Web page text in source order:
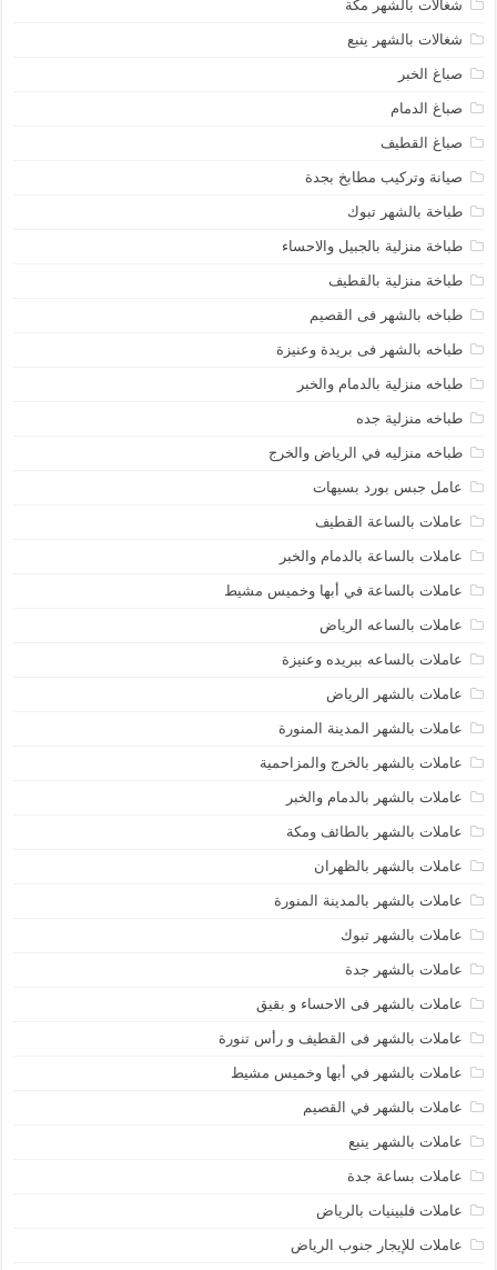
شغالات بالشهر مكة
شغالات بالشهر ينبع
صباغ الخبر
صباغ الدمام
صباغ القطيف
صيانة وتركيب مطابخ بجدة
طباخة بالشهر تبوك
طباخة منزلية بالجبيل والاحساء
طباخة منزلية بالقطيف
طباخه بالشهر فى القصيم
طباخه بالشهر فى بريدة وعنيزة
طباخه منزلية بالدمام والخبر
طباخه منزلية جده
طباخه منزليه في الرياض والخرج
عامل جبس بورد بسيهات
عاملات بالساعة القطيف
عاملات بالساعة بالدمام والخبر
عاملات بالساعة في أبها وخميس مشيط
عاملات بالساعه الرياض
عاملات بالساعه ببريده وعنيزة
عاملات بالشهر الرياض
عاملات بالشهر المدينة المنورة
عاملات بالشهر بالخرج والمزاحمية
عاملات بالشهر بالدمام والخبر
عاملات بالشهر بالطائف ومكة
عاملات بالشهر بالظهران
عاملات بالشهر بالمدينة المنورة
عاملات بالشهر تبوك
عاملات بالشهر جدة
عاملات بالشهر فى الاحساء و بقيق
عاملات بالشهر فى القطيف و رأس تنورة
عاملات بالشهر في أبها وخميس مشيط
عاملات بالشهر في القصيم
عاملات بالشهر ينبع
عاملات بساعة جدة
عاملات فلبينيات بالرياض
عاملات للإيجار جنوب الرياض